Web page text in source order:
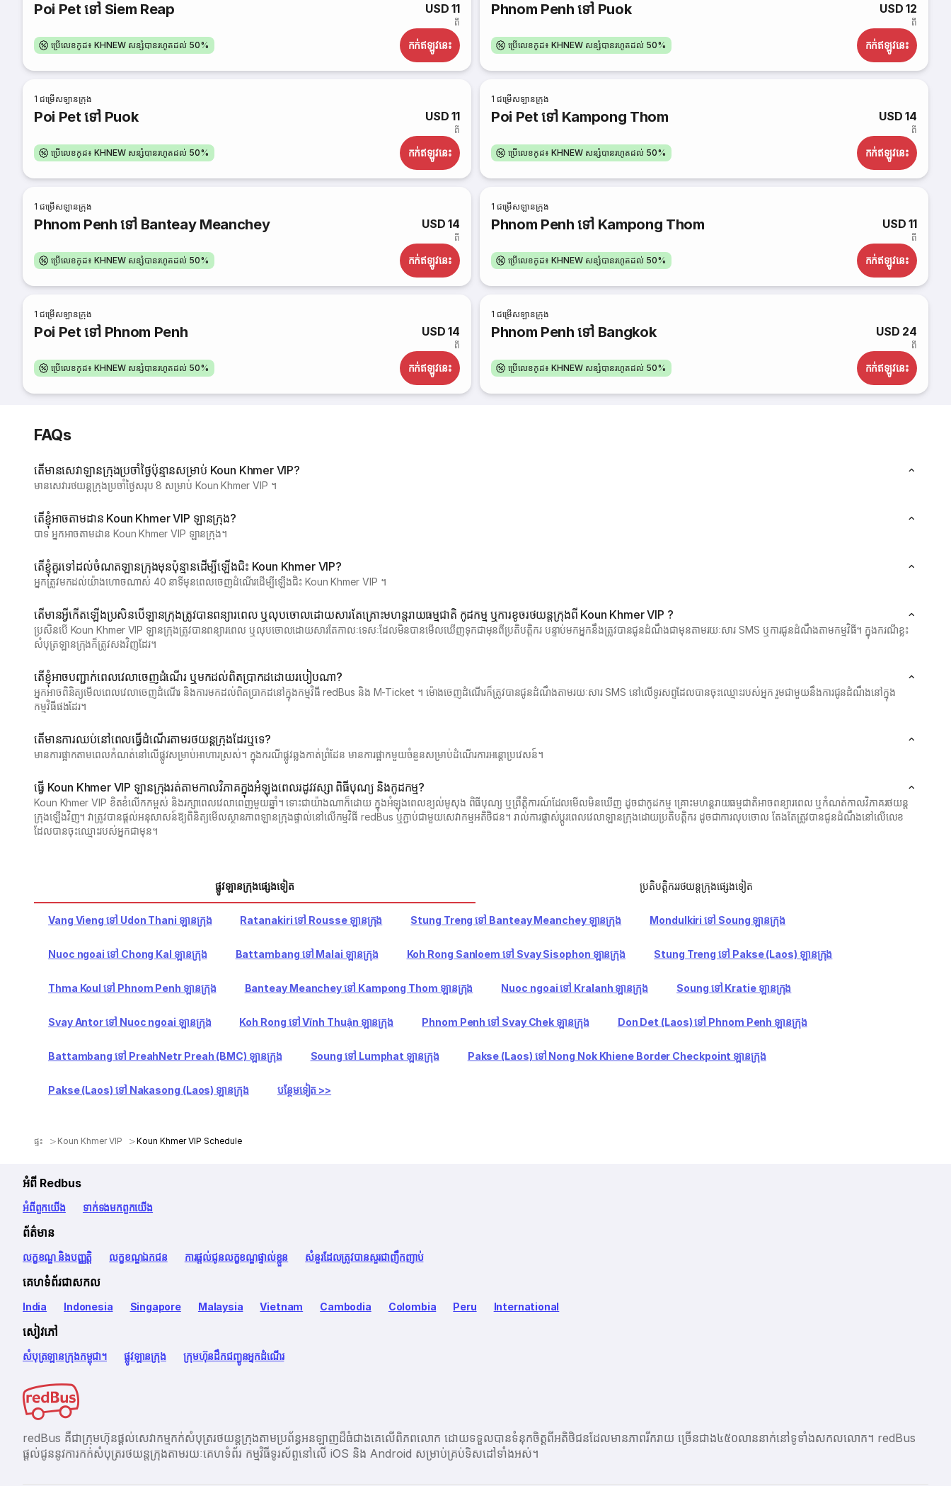
Poi Pet ទៅ Siem Reap USD 11
ពី
ប្រើលេខកូដ៖ KHNEW សន្សំបានរហូតដល់ 50% កក់​ឥឡូវនេះ
Phnom Penh ទៅ Puok USD 12
ពី
ប្រើលេខកូដ៖ KHNEW សន្សំបានរហូតដល់ 50% កក់​ឥឡូវនេះ
1 ជម្រើសឡានក្រុង
Poi Pet ទៅ Puok USD 11
ពី
ប្រើលេខកូដ៖ KHNEW សន្សំបានរហូតដល់ 50% កក់​ឥឡូវនេះ
1 ជម្រើសឡានក្រុង
Poi Pet ទៅ Kampong Thom USD 14
ពី
ប្រើលេខកូដ៖ KHNEW សន្សំបានរហូតដល់ 50% កក់​ឥឡូវនេះ
1 ជម្រើសឡានក្រុង
Phnom Penh ទៅ Banteay Meanchey USD 14
ពី
ប្រើលេខកូដ៖ KHNEW សន្សំបានរហូតដល់ 50% កក់​ឥឡូវនេះ
1 ជម្រើសឡានក្រុង
Phnom Penh ទៅ Kampong Thom USD 11
ពី
ប្រើលេខកូដ៖ KHNEW សន្សំបានរហូតដល់ 50% កក់​ឥឡូវនេះ
1 ជម្រើសឡានក្រុង
Poi Pet ទៅ Phnom Penh USD 14
ពី
ប្រើលេខកូដ៖ KHNEW សន្សំបានរហូតដល់ 50% កក់​ឥឡូវនេះ
1 ជម្រើសឡានក្រុង
Phnom Penh ទៅ Bangkok USD 24
ពី
ប្រើលេខកូដ៖ KHNEW សន្សំបានរហូតដល់ 50% កក់​ឥឡូវនេះ
FAQs
តើមានសេវាឡានក្រុងប្រចាំថ្ងៃប៉ុន្មានសម្រាប់ Koun Khmer VIP?
មានសេវារថយន្តក្រុងប្រចាំថ្ងៃសរុប 8 សម្រាប់ Koun Khmer VIP ។
តើខ្ញុំអាចតាមដាន Koun Khmer VIP ឡានក្រុង?
បាទ អ្នកអាចតាមដាន Koun Khmer VIP ឡានក្រុង។
តើខ្ញុំគួរទៅដល់ចំណតឡានក្រុងមុនប៉ុន្មានដើម្បីឡើងជិះ Koun Khmer VIP?
អ្នក​ត្រូវ​មក​ដល់​យ៉ាង​ហោច​ណាស់ 40 នាទី​មុន​ពេល​ចេញ​ដំណើរ​ដើម្បី​ឡើង​ជិះ Koun Khmer VIP ។
តើមានអ្វីកើតឡើងប្រសិនបើឡានក្រុងត្រូវបានពន្យារពេល ឬលុបចោលដោយសារតែគ្រោះមហន្តរាយធម្មជាតិ កូដកម្ម ឬការខូចរថយន្តក្រុងពី Koun Khmer VIP ?
ប្រសិនបើ Koun Khmer VIP ឡានក្រុងត្រូវបានពន្យារពេល ឬលុបចោលដោយសារតែកាលៈទេសៈដែលមិនបានមើលឃើញទុកជាមុនពីប្រតិបត្តិករ បន្ទាប់មកអ្នកនឹងត្រូវបានជូនដំណឹងជាមុនតាមរយៈសារ SMS ឬការជូនដំណឹងតាមកម្មវិធី។ ក្នុងករណីខ្លះ
សំបុត្រឡានក្រុងក៏ត្រូវសងវិញដែរ។
តើខ្ញុំអាចបញ្ជាក់ពេលវេលាចេញដំណើរ ឬមកដល់ពិតប្រាកដដោយរបៀបណា?
អ្នកអាចពិនិត្យមើលពេលវេលាចេញដំណើរ និងការមកដល់ពិតប្រាកដនៅក្នុងកម្មវិធី redBus និង M-Ticket ។ ម៉ោងចេញដំណើរក៏ត្រូវបានជូនដំណឹងតាមរយៈសារ SMS នៅលើទូរសព្ទដែលបានចុះឈ្មោះរបស់អ្នក រួមជាមួយនឹងការជូនដំណឹងនៅក្នុង
កម្មវិធីផងដែរ។
តើ​មាន​ការ​ឈប់​នៅ​ពេល​ធ្វើ​ដំណើរ​តាម​រថយន្ត​ក្រុង​ដែរ​ឬ​ទេ?
មាន​ការ​ផ្អាក​តាម​ពេល​កំណត់​នៅ​លើ​ផ្លូវ​សម្រាប់​អាហារ​ស្រស់។ ក្នុងករណីផ្លូវឆ្លងកាត់ព្រំដែន មានការផ្អាកមួយចំនួនសម្រាប់ដំណើរការអន្តោប្រវេសន៍។
ធ្វើ Koun Khmer VIP ឡានក្រុងរត់តាមកាលវិភាគក្នុងអំឡុងពេលរដូវវស្សា ពិធីបុណ្យ និងកូដកម្ម?
Koun Khmer VIP ខិតខំលើកកម្ពស់ និងរក្សាពេលវេលាពេញមួយឆ្នាំ។ ទោះជាយ៉ាងណាក៏ដោយ ក្នុងអំឡុងពេលខ្យល់មូសុង ពិធីបុណ្យ ឬព្រឹត្តិការណ៍ដែលមើលមិនឃើញ ដូចជាកូដកម្ម គ្រោះមហន្តរាយធម្មជាតិអាចពន្យារពេល ឬកំណត់កាលវិភាគរថយន្ត
ក្រុងឡើងវិញ។ វាត្រូវបានផ្ដល់អនុសាសន៍ឱ្យពិនិត្យមើលស្ថានភាពឡានក្រុងផ្ទាល់នៅលើកម្មវិធី redBus ឬភ្ជាប់ជាមួយសេវាកម្មអតិថិជន។ រាល់ការផ្លាស់ប្តូរពេលវេលាឡានក្រុងដោយប្រតិបត្តិករ ដូចជាការលុបចោល តែងតែត្រូវបានជូនដំណឹងនៅលើលេខ
ដែលបានចុះឈ្មោះរបស់អ្នកជាមុន។
ផ្លូវឡានក្រុងផ្សេងទៀត ប្រតិបត្តិកររថយន្តក្រុងផ្សេងទៀត
Vang Vieng ទៅ Udon Thani ឡានក្រុង Ratanakiri ទៅ Rousse ឡានក្រុង Stung Treng ទៅ Banteay Meanchey ឡានក្រុង Mondulkiri ទៅ Soung ឡានក្រុង
Nuoc ngoai ទៅ Chong Kal ឡានក្រុង Battambang ទៅ Malai ឡានក្រុង Koh Rong Sanloem ទៅ Svay Sisophon ឡានក្រុង Stung Treng ទៅ Pakse (Laos) ឡានក្រុង
Thma Koul ទៅ Phnom Penh ឡានក្រុង Banteay Meanchey ទៅ Kampong Thom ឡានក្រុង Nuoc ngoai ទៅ Kralanh ឡានក្រុង Soung ទៅ Kratie ឡានក្រុង
Svay Antor ទៅ Nuoc ngoai ឡានក្រុង Koh Rong ទៅ Vĩnh Thuận ឡានក្រុង Phnom Penh ទៅ Svay Chek ឡានក្រុង Don Det (Laos) ទៅ Phnom Penh ឡានក្រុង
Battambang ទៅ PreahNetr Preah (BMC) ឡានក្រុង Soung ទៅ Lumphat ឡានក្រុង Pakse (Laos) ទៅ Nong Nok Khiene Border Checkpoint ឡានក្រុង
Pakse (Laos) ទៅ Nakasong (Laos) ឡានក្រុង បន្ថែមទៀត >>
ផ្ទះ Koun Khmer VIP Koun Khmer VIP Schedule
អំពី Redbus
អំពី​ពួក​យើង ទាក់ទង​មក​ពួក​យើង
ព័ត៌មាន
លក្ខខណ្ឌ និងបញ្ញត្តិ លក្ខខណ្ឌឯកជន ការផ្តល់ជូនលក្ខខណ្ឌផ្ទាល់ខ្លួន សំនួរដែលត្រូវបានសួរជាញឹកញាប់
គេហទំព័រជាសកល
India Indonesia Singapore Malaysia Vietnam Cambodia Colombia Peru International
សៀវភៅ
សំបុត្រឡានក្រុងកម្ពុជា។ ផ្លូវឡានក្រុង ក្រុមហ៊ុនដឹកជញ្ជូនអ្នកដំណើរ
redBus គឺជាក្រុមហ៊ុនផ្តល់សេវាកម្មកក់សំបុត្ររថយន្តក្រុងតាមប្រព័ន្ធអនឡាញដ៏ធំជាងគេលើពិភពលោក ដោយទទួលបានទំនុកចិត្តពីអតិថិជនដែលមានភាពរីករាយ ច្រើនជាង​៤៥០លាននាក់នៅទូទាំងសកលលោក។ redBus
ផ្ដល់ជូននូវការកក់សំបុត្ររថយន្តក្រុងតាមរយៈគេហទំព័រ កម្មវិធីទូរស័ព្ចនៅលើ iOS និង Android សម្រាប់គ្រប់ទិសដៅទាំងអស់។